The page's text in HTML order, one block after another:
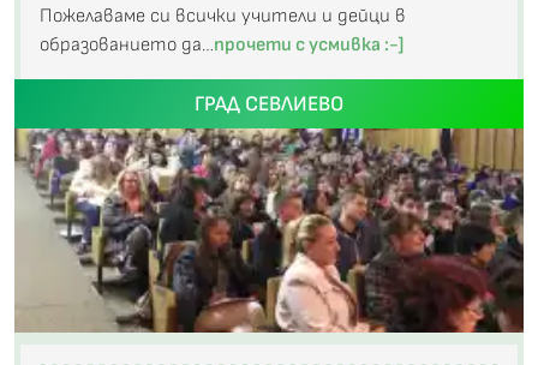
Пожелаваме си всички учители и дейци в
образованието да…прочети с усмивка :-]
ГРАД СЕВЛИЕВО